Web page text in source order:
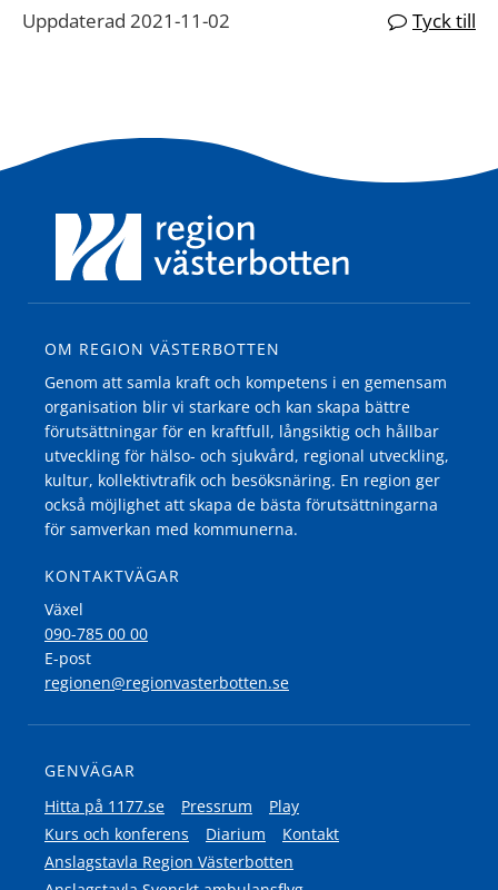
Uppdaterad 2021-11-02 Tyck till
OM REGION VÄSTERBOTTEN
Genom att samla kraft och kompetens i en gemensam
organisation blir vi starkare och kan skapa bättre
förutsättningar för en kraftfull, långsiktig och hållbar
utveckling för hälso- och sjukvård, regional utveckling,
kultur, kollektivtrafik och besöksnäring. En region ger
också möjlighet att skapa de bästa förutsättningarna
för samverkan med kommunerna.
KONTAKTVÄGAR
Växel
090-785 00 00
E-post
regionen@regionvasterbotten.se
GENVÄGAR
Hitta på 1177.se
Pressrum
Play
Kurs och konferens
Diarium
Kontakt
Anslagstavla Region Västerbotten